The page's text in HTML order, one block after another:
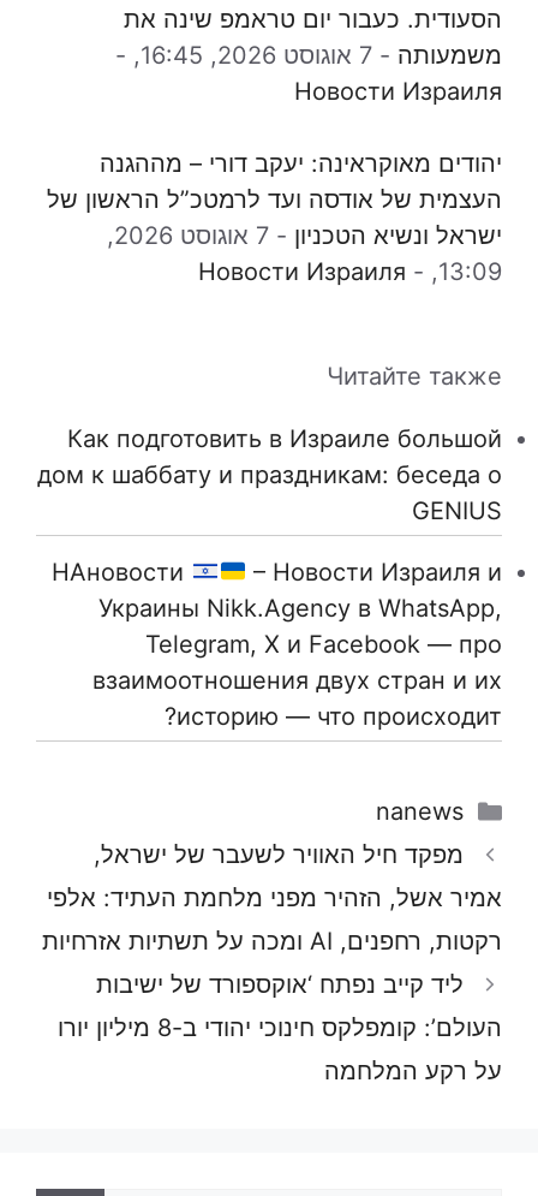
הסעודית. כעבור יום טראמפ שינה את
משמעותה - 7 אוגוסט 2026, 16:45,
-
Новости Израиля
יהודים מאוקראינה: יעקב דורי – מההגנה
העצמית של אודסה ועד לרמטכ”ל הראשון של
ישראל ונשיא הטכניון -
7 אוגוסט 2026,
13:09,
-
Новости Израиля
Читайте также
Как подготовить в Израиле большой
дом к шаббату и праздникам: беседа о
GENIUS
НАновости
– Новости Израиля и
Украины Nikk.Agency в WhatsApp,
Telegram, X и Facebook — про
взаимоотношения двух стран и их
историю — что происходит?
קטגוריות
nanews
מפקד חיל האוויר לשעבר של ישראל,
אמיר אשל, הזהיר מפני מלחמת העתיד: אלפי
רקטות, רחפנים, AI ומכה על תשתיות אזרחיות
ליד קייב נפתח ‘אוקספורד של ישיבות
העולם’: קומפלקס חינוכי יהודי ב-8 מיליון יורו
על רקע המלחמה